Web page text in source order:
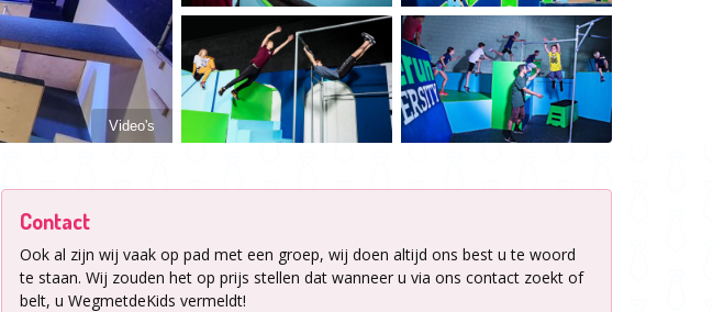
Video's
Contact
Ook al zijn wij vaak op pad met een groep, wij doen altijd ons best u te woord
te staan. Wij zouden het op prijs stellen dat wanneer u via ons contact zoekt of
belt, u WegmetdeKids vermeldt!